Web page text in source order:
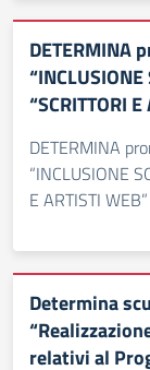
DETERMINA
“INCLUSIONE
“SCRITTORI
DETERMINA
“INCLUSIONE
E ARTISTI WEB”
Determina
relativi al